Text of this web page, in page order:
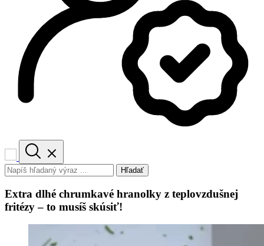
Hľadať
Extra dlhé chrumkavé hranolky z teplovzdušnej
fritézy – to musíš skúsiť!